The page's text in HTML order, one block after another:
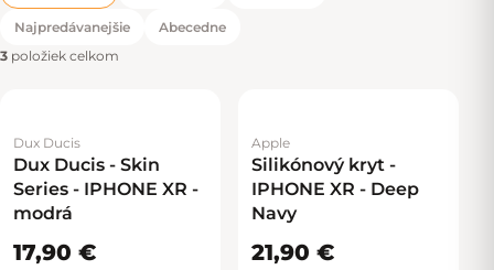
Radenie produktov
Najpredávanejšie
Abecedne
3 položiek celkom
Dux Ducis
Dux Ducis - Skin
Series - IPHONE XR -
modrá
17,90 €
Apple
Silikónový kryt -
IPHONE XR - Deep
Navy
21,90 €